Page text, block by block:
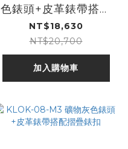
色錶頭+皮革錶帶搭配
摺疊錶扣
NT$18,630
NT$20,700
加入購物車